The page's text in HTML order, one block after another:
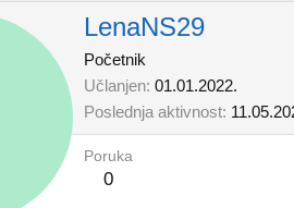
LenaNS29
Početnik
Učlanjen 01.01.2022.
Poslednja aktivnost
Poruka
0